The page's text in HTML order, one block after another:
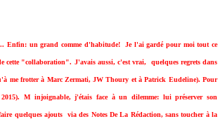
Enfin: un grand comme d'habitude! Je l'ai gardé pour moi tout ce
cette "collaboration". J'avais aussi, c'est vrai, quelques regrets dans
me frotter à Marc Zermati, JW Thoury et à Patrick Eudeline). Pour
M injoignable, j'étais face à un dilemme: lui préserver son
quelques ajouts via des Notes De La Rédaction, sans toucher à la